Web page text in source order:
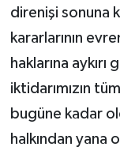
direnişi sonuna
kararlarının
haklarına
iktidarımızın
bugüne kadar
halkından yana